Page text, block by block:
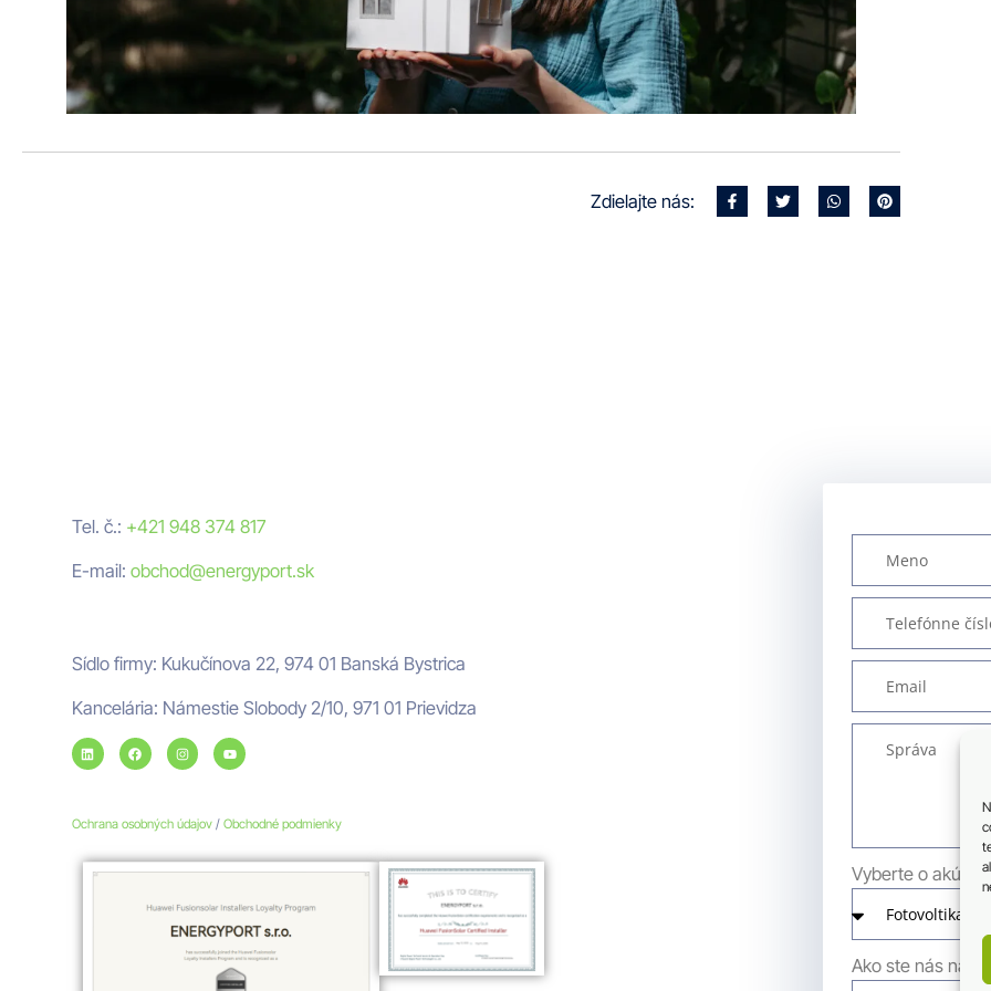
Zdielajte nás:
Tel. č.: +421 948 374 817
E-mail: obchod@energyport.sk
Sídlo firmy: Kukučínova 22, 974 01 Banská Bystrica
Kancelária: Námestie Slobody 2/10, 971 01 Prievidza
Ochrana osobných údajov / Obchodné podmienky
Vyberte o akú
Ako ste nás našli?